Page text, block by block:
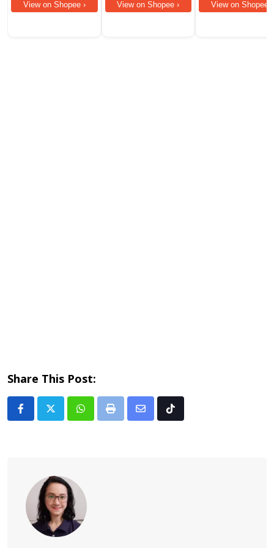
View on Shopee ›
View on Shopee ›
View on Shopee ›
Share This Post:
Whatsapp
Print
Share Tiktok